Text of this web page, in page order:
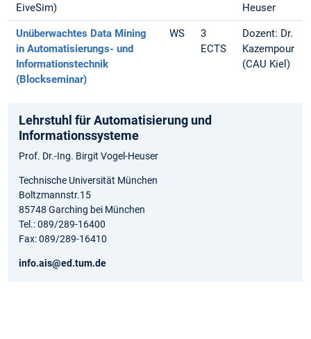
EiveSim)
Heuser
Unüberwachtes Data Mining
in Automatisierungs- und
Informationstechnik
(Blockseminar)
WS
3
ECTS
Dozent: Dr.
Kazempour
(CAU Kiel)
Lehrstuhl für Automatisierung und
Informationssysteme
Prof. Dr.-Ing. Birgit Vogel-Heuser
Technische Universität München
Boltzmannstr.15
85748 Garching bei München
Tel.: 089/289-16400
Fax: 089/289-16410
info.ais@ed.tum.de